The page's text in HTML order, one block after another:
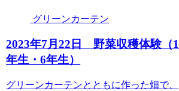
グリーンカーテン
2023年7月22日 野菜収穫体験（1
年生・6年生）
グリーンカーテンとともに作った畑で、